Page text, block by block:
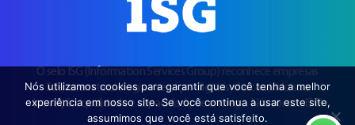
O selo ISG (Information Services Group) reconhece empresas
líderes em tecnologia e serviços digitais, destacando sua
inovação, qualidade e capacidade de entrega. Nós somos ISG!
Nós utilizamos cookies para garantir que você tenha a melhor
experiência em nosso site. Se você continua a usar este site,
assumimos que você está satisfeito.